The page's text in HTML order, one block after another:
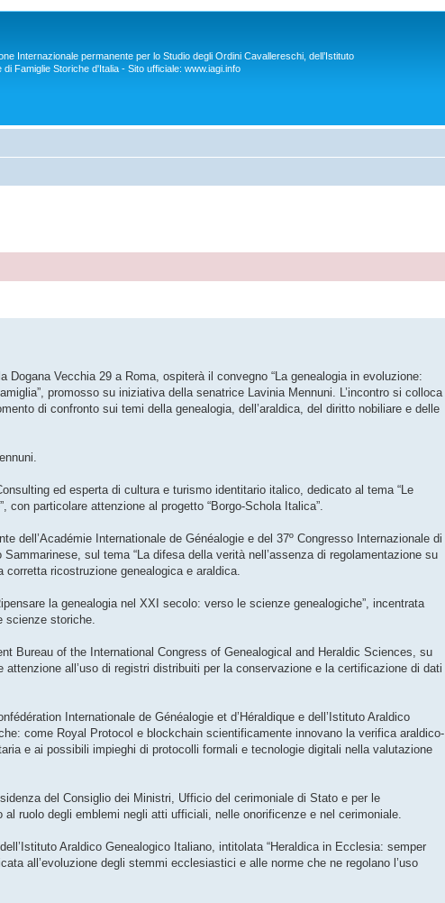
Internazionale permanente per lo Studio degli Ordini Cavallereschi, dell’Istituto
Famiglie Storiche d'Italia - Sito ufficiale: www.iagi.info
Vecchia 29 a Roma, ospiterà il convegno “La genealogia in evoluzione:
promosso su iniziativa della senatrice Lavinia Mennuni. L’incontro si colloca
di confronto sui temi della genealogia, dell’araldica, del diritto nobiliare e delle
ed esperta di cultura e turismo identitario italico, dedicato al tema “Le
particolare attenzione al progetto “Borgo-Schola Italica”.
dell’Académie Internationale de Généalogie e del 37º Congresso Internazionale di
sul tema “La difesa della verità nell’assenza di regolamentazione su
ricostruzione genealogica e araldica.
la genealogia nel XXI secolo: verso le scienze genealogiche”, incentrata
scienze storiche.
Bureau of the International Congress of Genealogical and Heraldic Sciences, su
all’uso di registri distribuiti per la conservazione e la certificazione di dati
Internationale de Généalogie et d’Héraldique e dell’Istituto Araldico
come Royal Protocol e blockchain scientificamente innovano la verifica araldico-
e ai possibili impieghi di protocolli formali e tecnologie digitali nella valutazione
del Consiglio dei Ministri, Ufficio del cerimoniale di Stato e per le
ruolo degli emblemi negli atti ufficiali, nelle onorificenze e nel cerimoniale.
Araldico Genealogico Italiano, intitolata “Heraldica in Ecclesia: semper
all’evoluzione degli stemmi ecclesiastici e alle norme che ne regolano l’uso